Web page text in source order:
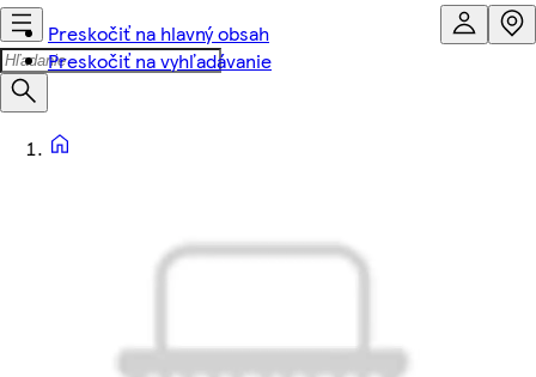
Preskočiť na hlavný obsah
Preskočiť na vyhľadávanie